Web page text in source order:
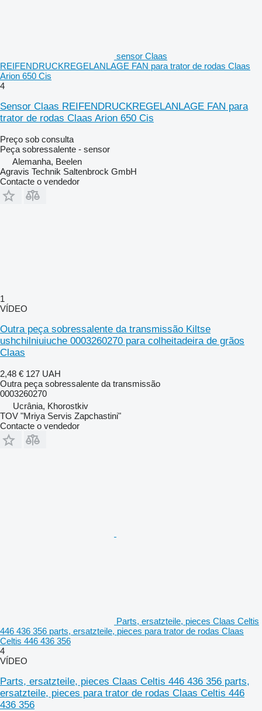
sensor Claas
REIFENDRUCKREGELANLAGE FAN para trator de rodas Claas
Arion 650 Cis
4
Sensor Claas REIFENDRUCKREGELANLAGE FAN para
trator de rodas Claas Arion 650 Cis
Preço sob consulta
Peça sobressalente - sensor
Alemanha, Beelen
Agravis Technik Saltenbrock GmbH
Contacte o vendedor
1
VÍDEO
Outra peça sobressalente da transmissão Kiltse
ushchilniuiuche 0003260270 para colheitadeira de grãos
Claas
2,48 € 127 UAH
Outra peça sobressalente da transmissão
0003260270
Ucrânia, Khorostkiv
TOV "Mriya Servis Zapchastini"
Contacte o vendedor
Parts, ersatzteile, pieces Claas Celtis
446 436 356 parts, ersatzteile, pieces para trator de rodas Claas
Celtis 446 436 356
4
VÍDEO
Parts, ersatzteile, pieces Claas Celtis 446 436 356 parts,
ersatzteile, pieces para trator de rodas Claas Celtis 446
436 356